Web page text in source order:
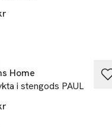
finns i färgerna:
Home
i stengods PAUL